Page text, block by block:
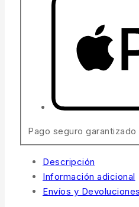
Pago seguro garantizado
Descripción
Información adicional
Envíos y Devoluciones